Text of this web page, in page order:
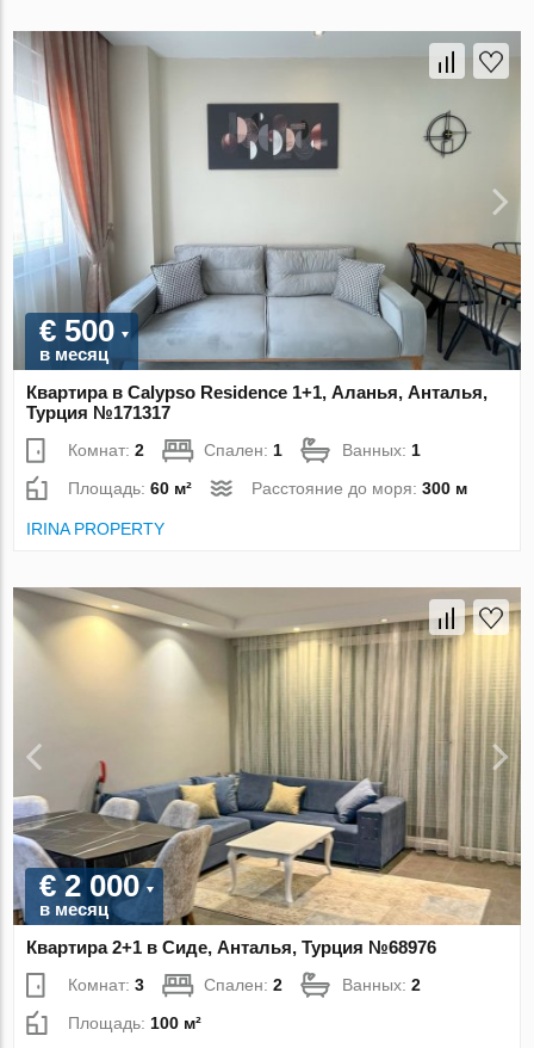
€ 500
в месяц
Квартира в Calypso Residence 1+1, Аланья, Анталья,
Турция №171317
Комнат:2 Спален: 1 Ванных: 1
Площадь:60 м² Расстояние до моря:300 м
IRINA PROPERTY
€ 2 000
в месяц
Квартира 2+1 в Сиде, Анталья, Турция №68976
Комнат:3 Спален:2 Ванных:2
Площадь:100 м²